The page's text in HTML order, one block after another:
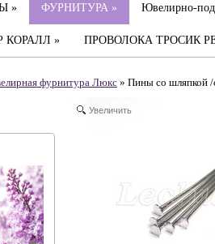
» ФУРНИТУРА » Ювелирно-
КОРАЛЛ » ПРОВОЛОКА ТРОСИК
фyрнитyра Люкс » Пины со шляпкой
Увеличить